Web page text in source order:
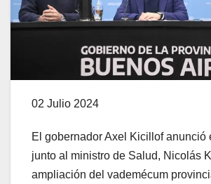
02 Julio 2024
El gobernador Axel Kicillof anunció
junto al ministro de Salud, Nicolás
ampliación del vademécum